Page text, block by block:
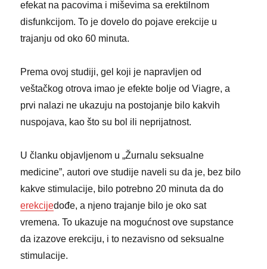
efekat na pacovima i miševima sa erektilnom
disfunkcijom. To je dovelo do pojave erekcije u
trajanju od oko 60 minuta.
Prema ovoj studiji, gel koji je napravljen od
veštačkog otrova imao je efekte bolje od Viagre, a
prvi nalazi ne ukazuju na postojanje bilo kakvih
nuspojava, kao što su bol ili neprijatnost.
U članku objavljenom u „Žurnalu seksualne
medicine”, autori ove studije naveli su da je, bez bilo
kakve stimulacije, bilo potrebno 20 minuta da do
erekcijedođe, a njeno trajanje bilo je oko sat
vremena. To ukazuje na mogućnost ove supstance
da izazove erekciju, i to nezavisno od seksualne
stimulacije.